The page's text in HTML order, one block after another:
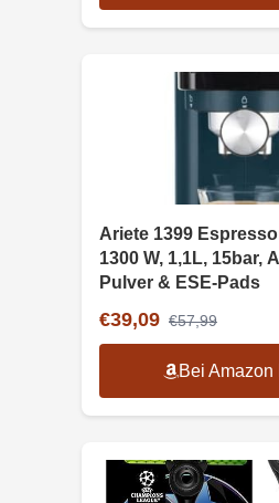
Ariete 1399
1300 W, 1,1L, 15bar,
Pulver & ESE-Pads
€39,09 €57,99
Bei Amazon